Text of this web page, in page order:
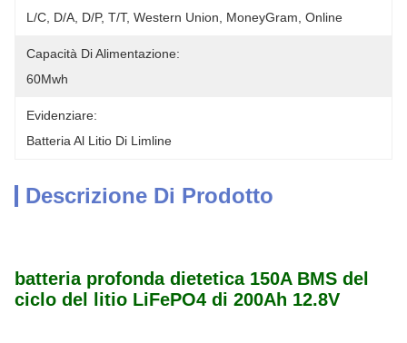
L/C, D/A, D/P, T/T, Western Union, MoneyGram, Online
Capacità Di Alimentazione:
60Mwh
Evidenziare:
Batteria Al Litio Di Limline
Descrizione Di Prodotto
batteria profonda dietetica 150A BMS del
ciclo del litio LiFePO4 di 200Ah 12.8V